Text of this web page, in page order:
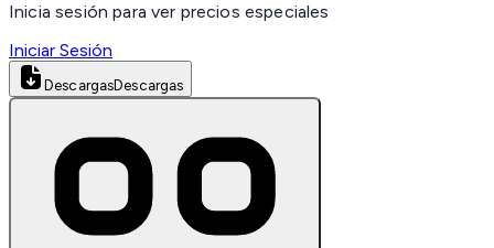
Inicia sesión para ver precios especiales
Iniciar Sesión
DescargasDescargas